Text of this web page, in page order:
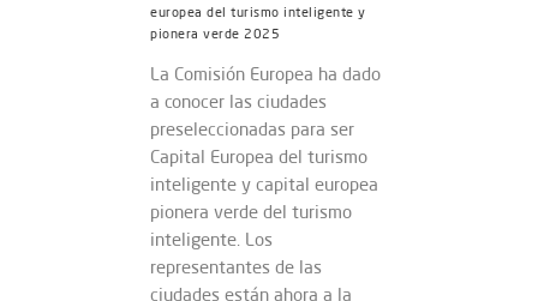
europea del turismo inteligente y
pionera verde 2025
La Comisión Europea ha dado
a conocer las ciudades
preseleccionadas para ser
Capital Europea del turismo
inteligente y capital europea
pionera verde del turismo
inteligente. Los
representantes de las
ciudades están ahora a la